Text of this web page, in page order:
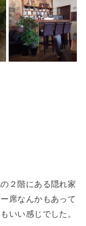
２階にある隠れ家
席なんかもあって
いい感じでした。